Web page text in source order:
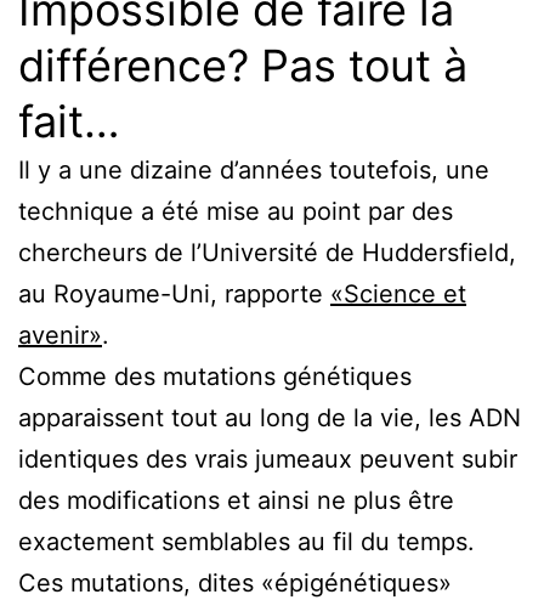
différence? Pas tout à
fait…
Il y a une dizaine d’années toutefois, une
technique a été mise au point par des
chercheurs de l’Université de Huddersfield,
au Royaume-Uni, rapporte «Science et
avenir».
Comme des mutations génétiques
apparaissent tout au long de la vie, les ADN
identiques des vrais jumeaux peuvent subir
des modifications et ainsi ne plus être
exactement semblables au fil du temps.
Ces mutations, dites «épigénétiques»